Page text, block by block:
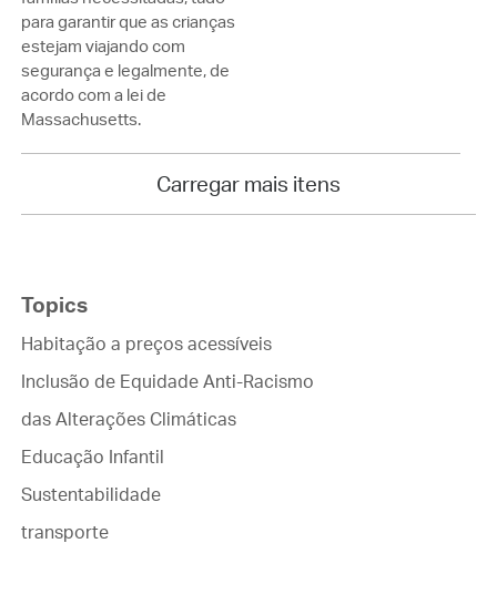
para garantir que as crianças
estejam viajando com
segurança e legalmente, de
acordo com a lei de
Massachusetts.
Carregar mais itens
Topics
Habitação a preços acessíveis
Inclusão de Equidade Anti-Racismo
das Alterações Climáticas
Educação Infantil
Sustentabilidade
transporte